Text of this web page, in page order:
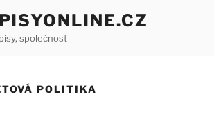
společnost
POLITIKA